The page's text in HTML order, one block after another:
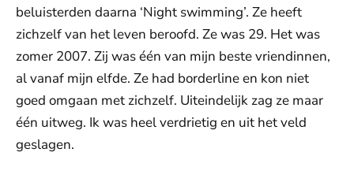
beluisterden daarna ‘Night swimming’. Ze heeft
zichzelf van het leven beroofd. Ze was 29. Het was
zomer 2007. Zij was één van mijn beste vriendinnen,
al vanaf mijn elfde. Ze had borderline en kon niet
goed omgaan met zichzelf. Uiteindelijk zag ze maar
één uitweg. Ik was heel verdrietig en uit het veld
geslagen.